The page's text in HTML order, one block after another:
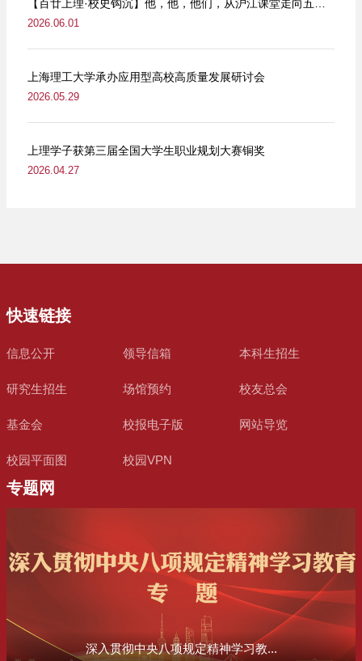
2026.06.01
上海理工大学承办应用型高校高质量发展研讨会
2026.05.29
上理学子获第三届全国大学生职业规划大赛铜奖
2026.04.27
快速链接
信息公开 领导信箱 本科生招生
研究生招生 场馆预约 校友总会
基金会 校报电子版 网站导览
校园平面图 校园VPN
专题网
深入贯彻中央八项规定精神学习教...